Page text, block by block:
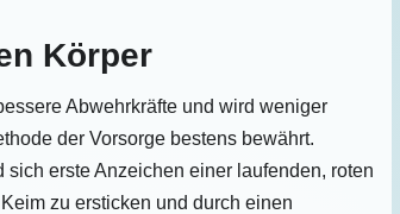
Körper
Abwehrkräfte und wird weniger
der Vorsorge bestens bewährt.
erste Anzeichen einer laufenden, roten
zu ersticken und durch einen